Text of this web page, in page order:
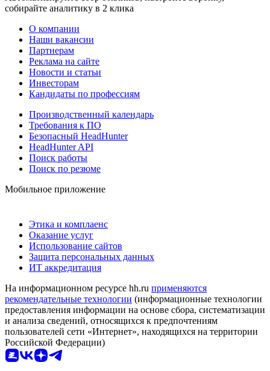
собирайте аналитику в 2 клика
О компании
Наши вакансии
Партнерам
Реклама на сайте
Новости и статьи
Инвесторам
Кандидаты по профессиям
Производственный календарь
Требования к ПО
Безопасный HeadHunter
HeadHunter API
Поиск работы
Поиск по резюме
Мобильное приложение
Этика и комплаенс
Оказание услуг
Использование сайтов
Защита персональных данных
ИТ аккредитация
На информационном ресурсе hh.ru применяются
рекомендательные технологии (информационные технологии
предоставления информации на основе сбора, систематизации
и анализа сведений, относящихся к предпочтениям
пользователей сети «Интернет», находящихся на территории
Российской Федерации)